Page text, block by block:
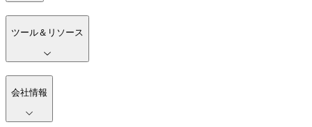
ツール＆リソース
会社情報